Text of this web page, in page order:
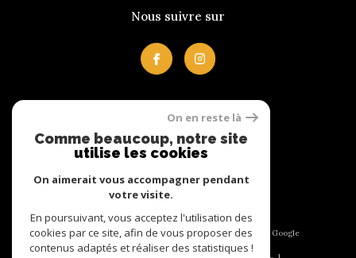
Nous suivre sur
Avis clients
© 2026 | Tous droits réservés | Traduction powered by Google
|
On en reste là
Comme beaucoup, notre site
utilise les cookies
On aimerait vous accompagner pendant
votre visite.
En poursuivant, vous acceptez l'utilisation des
cookies par ce site, afin de vous proposer des
contenus adaptés et réaliser des statistiques !